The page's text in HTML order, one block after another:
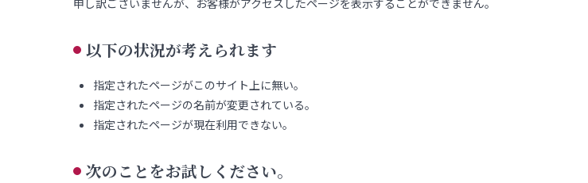
申し訳ございませんが、お客様がアクセスしたページを表示することができません。
以下の状況が考えられます
指定されたページがこのサイト上に無い。
指定されたページの名前が変更されている。
指定されたページが現在利用できない。
次のことをお試しください。